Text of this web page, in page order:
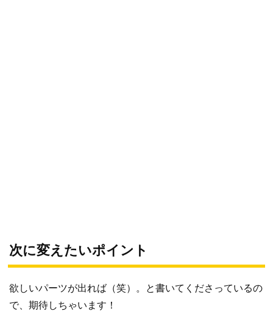
次に変えたいポイント
欲しいパーツが出れば（笑）。と書いてくださっているの
で、期待しちゃいます！